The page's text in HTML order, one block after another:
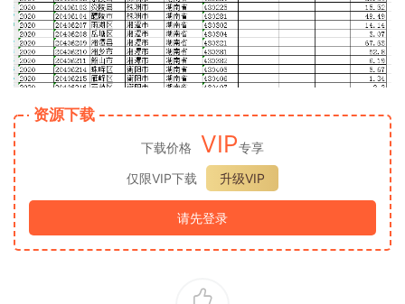
资源下载
下载价格 VIP专享
仅限VIP下载
升级VIP
请先登录